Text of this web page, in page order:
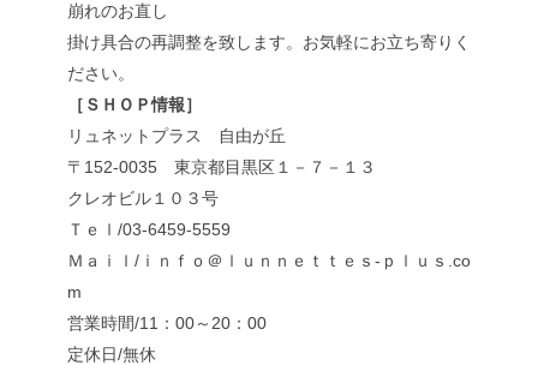
崩れのお直し
掛け具合の再調整を致します。お気軽にお立ち寄りく
ださい。
［ＳＨＯＰ情報］
リュネットプラス 自由が丘
〒152-0035 東京都目黒区１－７－１３
クレオビル１０３号
Ｔｅｌ/03-6459-5559
Ｍａｉｌ/ｉｎｆｏ＠ｌｕｎｎｅｔｔｅｓ-ｐｌｕｓ.co
m
営業時間/11：00～20：00
定休日/無休